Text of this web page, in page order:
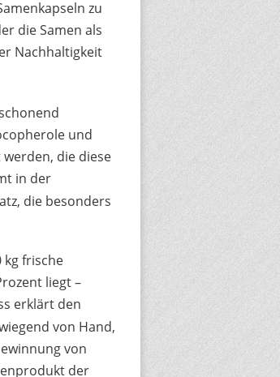
zu
die Samen als
Nachhaltigkeit
und
die diese
in der
die besonders
kg frische
liegt –
erklärt den
von Hand,
von
der